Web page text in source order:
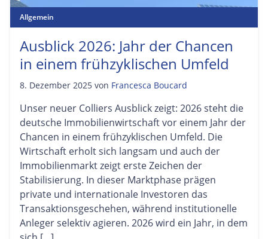
Allgemein
Ausblick 2026: Jahr der Chancen
in einem frühzyklischen Umfeld
8. Dezember 2025 von Francesca Boucard
Unser neuer Colliers Ausblick zeigt: 2026 steht die
deutsche Immobilienwirtschaft vor einem Jahr der
Chancen in einem frühzyklischen Umfeld. Die
Wirtschaft erholt sich langsam und auch der
Immobilienmarkt zeigt erste Zeichen der
Stabilisierung. In dieser Marktphase prägen
private und internationale Investoren das
Transaktionsgeschehen, während institutionelle
Anleger selektiv agieren. 2026 wird ein Jahr, in dem